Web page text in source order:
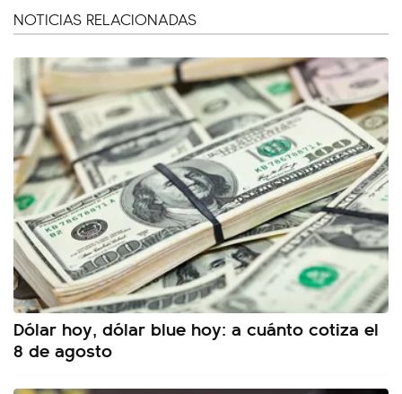
NOTICIAS RELACIONADAS
Dólar hoy, dólar blue hoy: a cuánto cotiza el
8 de agosto